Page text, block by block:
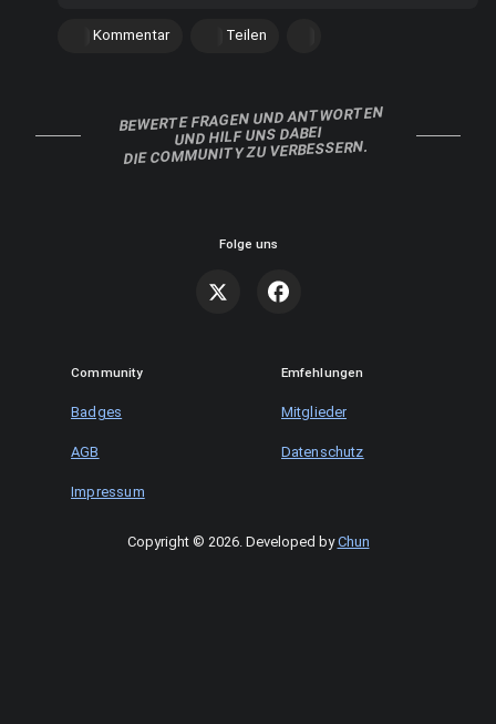
Kommentar Teilen
BEWERTE FRAGEN UND ANTWORTEN
UND HILF UNS DABEI
DIE COMMUNITY ZU VERBESSERN.
Folge uns
Community Emfehlungen
Badges Mitglieder
AGB Datenschutz
Impressum
Copyright © 2026. Developed byChun